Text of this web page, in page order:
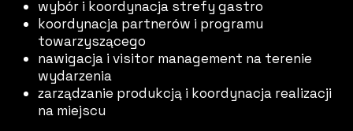
wybór i koordynacja strefy gastro
koordynacja partnerów i programu
towarzyszącego
nawigacja i visitor management na terenie
wydarzenia
zarządzanie produkcją i koordynacja realizacji
na miejscu